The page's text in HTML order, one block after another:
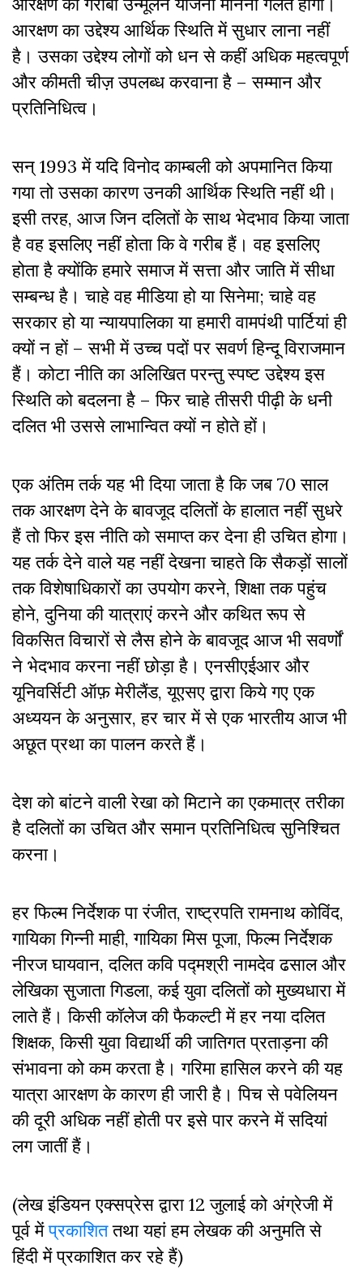
आरक्षण का उद्देश्य आर्थिक स्थिति में सुधार लाना नहीं
है। उसका उद्देश्य लोगों को धन से कहीं अधिक महत्वपूर्ण
और कीमती चीज़ उपलब्ध करवाना है – सम्मान और
प्रतिनिधित्व।
सन् 1993 में यदि विनोद काम्बली को अपमानित किया
गया तो उसका कारण उनकी आर्थिक स्थिति नहीं थी।
इसी तरह, आज जिन दलितों के साथ भेदभाव किया जाता
है वह इसलिए नहीं होता कि वे गरीब हैं। वह इसलिए
होता है क्योंकि हमारे समाज में सत्ता और जाति में सीधा
सम्बन्ध है। चाहे वह मीडिया हो या सिनेमा; चाहे वह
सरकार हो या न्यायपालिका या हमारी वामपंथी पार्टियां ही
क्यों न हों – सभी में उच्च पदों पर सवर्ण हिन्दू विराजमान
हैं। कोटा नीति का अलिखित परन्तु स्पष्ट उद्देश्य इस
स्थिति को बदलना है – फिर चाहे तीसरी पीढ़ी के धनी
दलित भी उससे लाभान्वित क्यों न होते हों।
एक अंतिम तर्क यह भी दिया जाता है कि जब 70 साल
तक आरक्षण देने के बावजूद दलितों के हालात नहीं सुधरे
हैं तो फिर इस नीति को समाप्त कर देना ही उचित होगा।
यह तर्क देने वाले यह नहीं देखना चाहते कि सैकड़ों सालों
तक विशेषाधिकारों का उपयोग करने, शिक्षा तक पहुंच
होने, दुनिया की यात्राएं करने और कथित रूप से
विकसित विचारों से लैस होने के बावजूद आज भी सवर्णों
ने भेदभाव करना नहीं छोड़ा है। एनसीएईआर और
यूनिवर्सिटी ऑफ़ मेरीलैंड, यूएसए द्वारा किये गए एक
अध्ययन के अनुसार, हर चार में से एक भारतीय आज भी
अछूत प्रथा का पालन करते हैं।
देश को बांटने वाली रेखा को मिटाने का एकमात्र तरीका
है दलितों का उचित और समान प्रतिनिधित्व सुनिश्चित
करना।
हर फिल्म निर्देशक पा रंजीत, राष्ट्रपतिरामनाथ कोविंद,
गायिका गिन्नी माही, गायिका मिस पूजा, फिल्म निर्देशक
नीरज घायवान, दलित कवि पद्मश्री नामदेव ढसाल और
लेखिका सुजाता गिडला, कई युवा दलितों को मुख्यधारा में
लाते हैं। किसी कॉलेज की फैकल्टी में हर नया दलित
शिक्षक, किसी युवा विद्यार्थी की जातिगत प्रताड़ना की
संभावना को कम करता है। गरिमा हासिल करने की यह
यात्रा आरक्षण के कारण ही जारी है। पिच से पवेलियन
की दूरी अधिक नहीं होती पर इसे पार करने में सदियां
लग जातीं हैं।
(लेख इंडियन एक्सप्रेस द्वारा 12 जुलाई को अंग्रेजी में
पूर्व मेंप्रकाशिततथा यहां हम लेखक की अनुमति से
हिंदी में प्रकाशित कर रहे हैं)